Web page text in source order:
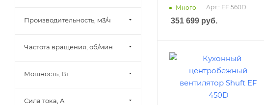
Много Арт.: EF 560D
351 699 руб.
Производительность, м3/ч
Частота вращения, об/мин
Мощность, Вт
Сила тока, A